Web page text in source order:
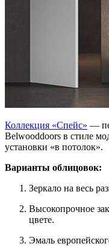
Коллекция «Спейс» —
Belwooddoors в стиле
установки «в потолок».
Варианты облицовок:
Зеркало на весь
Высокопрочное
цвете.
Эмаль